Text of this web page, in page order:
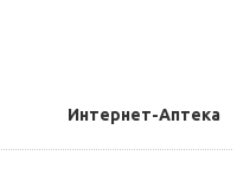
Интернет-Аптека